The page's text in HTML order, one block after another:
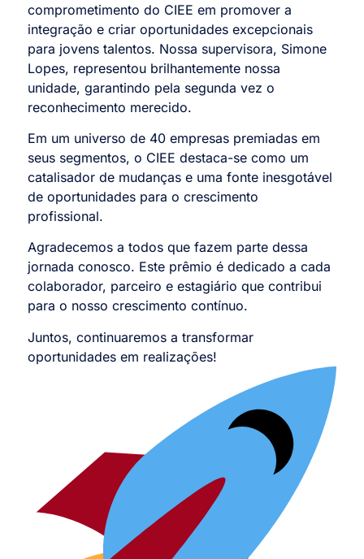
comprometimento do CIEE em promover a
integração e criar oportunidades excepcionais
para jovens talentos. Nossa supervisora, Simone
Lopes, representou brilhantemente nossa
unidade, garantindo pela segunda vez o
reconhecimento merecido.
Em um universo de 40 empresas premiadas em
seus segmentos, o CIEE destaca-se como um
catalisador de mudanças e uma fonte inesgotável
de oportunidades para o crescimento
profissional.
Agradecemos a todos que fazem parte dessa
jornada conosco. Este prêmio é dedicado a cada
colaborador, parceiro e estagiário que contribui
para o nosso crescimento contínuo.
Juntos, continuaremos a transformar
oportunidades em realizações!